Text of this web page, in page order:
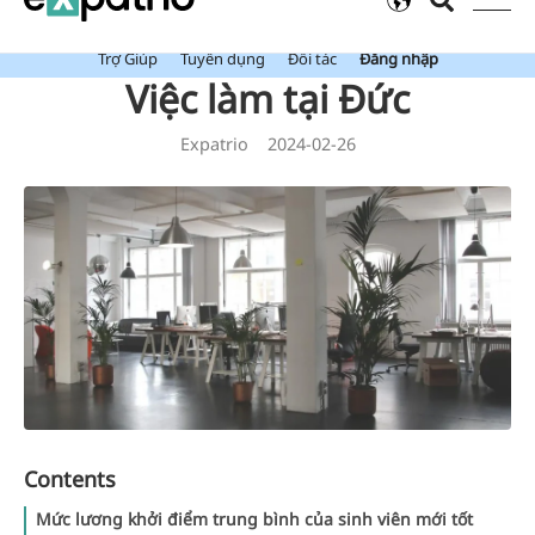
Mới: Value Package đã bao gồm Tài Khoản Ngân Hàng Expatrio.
Trợ Giúp
Tuyển dụng Đối tác Đăng nhập
Việc làm tại Đức
Expatrio 2024-02-26
Contents
Mức lương khởi điểm trung bình của sinh viên mới tốt